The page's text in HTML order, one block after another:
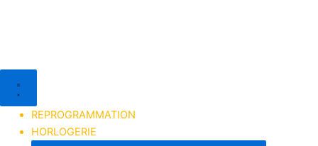
REPROGRAMMATION
HORLOGERIE